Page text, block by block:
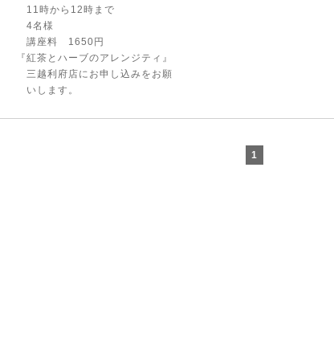
11時から12時まで
4名様
講座料 1650円
『紅茶とハーブのアレンジティ』
三越利府店にお申し込みをお願
いします。
1